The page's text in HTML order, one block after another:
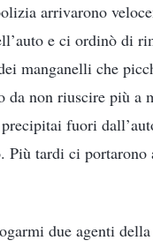
arrivarono
e ci ordinò di
manganelli che
non riuscire più a
fuori
tardi ci portarono
due agenti